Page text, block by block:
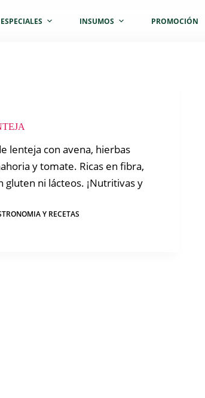
ESPECIALES INSUMOS PROMOCIÓN
lenteja con avena, hierbas
y tomate. Ricas en fibra,
gluten ni lácteos. ¡Nutritivas y
Y RECETAS